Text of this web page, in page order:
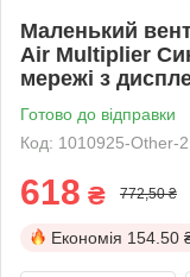
Маленький
Air Multiplier
мережі з
Готово до відправки
Код: 1010925-Other-2
618 ₴ 772,50 ₴
Економія 154.50